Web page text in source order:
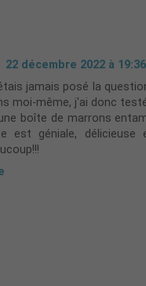
22 décembre 2022 à 19:36
jamais posé la
moi-même, j'ai donc
boîte de marrons
est géniale, délicieuse